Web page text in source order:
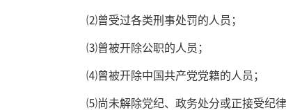
⑵曾受过各类刑事处罚的人员；
⑶曾被开除公职的人员；
⑷曾被开除中国共产党党籍的人员；
⑸尚未解除党纪、政务处分或正接受纪